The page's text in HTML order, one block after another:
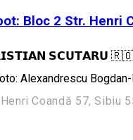
Bloc 2 Str. Henri
𝗦𝗖𝗨𝗧𝗔𝗥𝗨 🇷🇴
Alexandrescu
Coandă 57, Sibiu